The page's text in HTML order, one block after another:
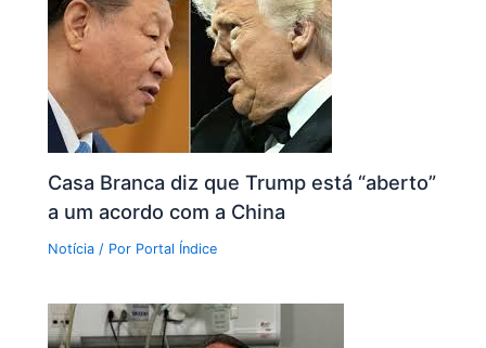
Casa Branca diz que Trump está “aberto”
a um acordo com a China
Notícia / Por Portal Índice